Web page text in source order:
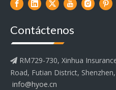
Contáctenos
 RM729-730, Xinhua
Road, Futian District,
info@hyoe.cn